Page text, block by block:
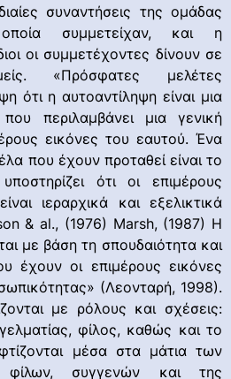
συναντήσεις της ομάδας
συμμετείχαν, και η
οι συμμετέχοντες δίνουν σε
«Πρόσφατες μελέτες
ότι η αυτοαντίληψη είναι μια
περιλαμβάνει μια γενική
εικόνες του εαυτού. Ένα
που έχουν προταθεί είναι το
ότι οι επιμέρους
ιεραρχικά και εξελικτικά
& al., (1976) Marsh, (1987) Η
με βάση τη σπουδαιότητα και
έχουν οι επιμέρους εικόνες
(Λεονταρή, 1998).
με ρόλους και σχέσεις:
φίλος, καθώς και το
μέσα στα μάτια των
φίλων, συγγενών και της